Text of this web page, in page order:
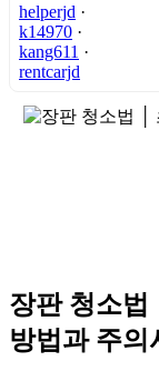
helperjd ·
k14970 ·
kang611 ·
rentcarjd
장판 청소법
방법과 주의